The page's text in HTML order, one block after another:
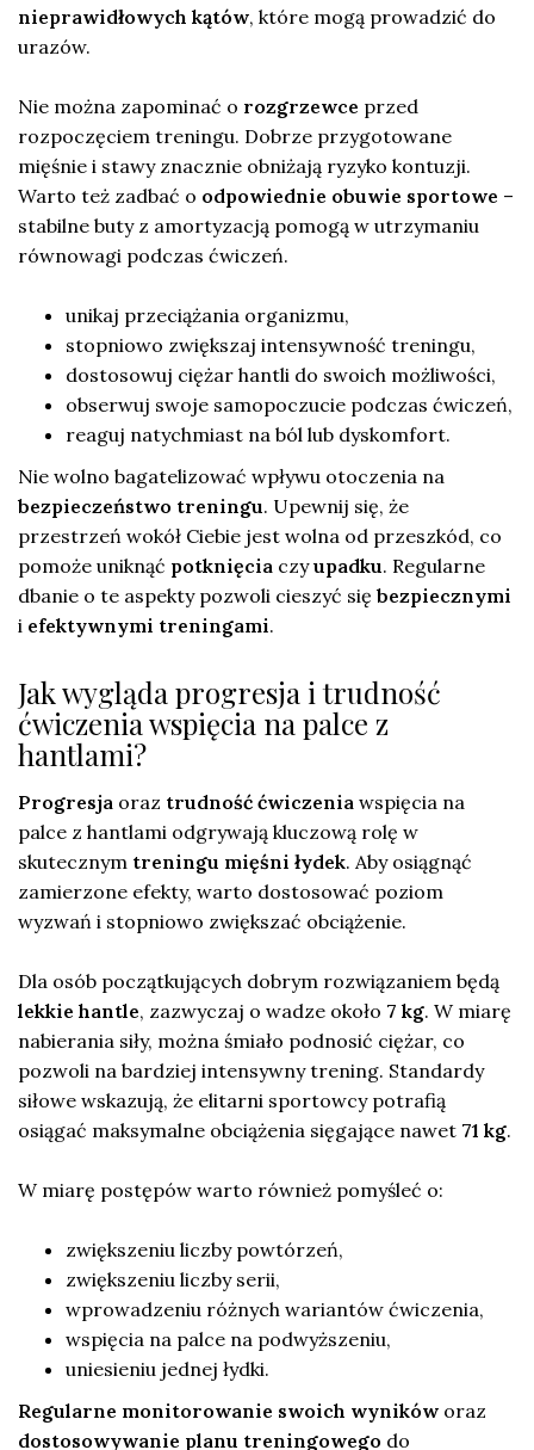
nieprawidłowych kątów, które mogą prowadzić do
urazów.
Nie można zapominać o rozgrzewce przed
rozpoczęciem treningu. Dobrze przygotowane
mięśnie i stawy znacznie obniżają ryzyko kontuzji.
Warto też zadbać o odpowiednie obuwie sportowe –
stabilne buty z amortyzacją pomogą w utrzymaniu
równowagi podczas ćwiczeń.
unikaj przeciążania organizmu,
stopniowo zwiększaj intensywność treningu,
dostosowuj ciężar hantli do swoich możliwości,
obserwuj swoje samopoczucie podczas ćwiczeń,
reaguj natychmiast na ból lub dyskomfort.
Nie wolno bagatelizować wpływu otoczenia na
bezpieczeństwo treningu. Upewnij się, że
przestrzeń wokół Ciebie jest wolna od przeszkód, co
pomoże uniknąć potknięcia czyupadku. Regularne
dbanie o te aspekty pozwoli cieszyć się bezpiecznymi
i efektywnymi treningami.
Jak wygląda progresja i trudność
ćwiczenia wspięcia na palce z
hantlami?
Progresja oraz trudność ćwiczenia wspięcia na
palce z hantlami odgrywają kluczową rolę w
skutecznym treningu mięśni łydek. Aby osiągnąć
zamierzone efekty, warto dostosować poziom
wyzwań i stopniowo zwiększać obciążenie.
Dla osób początkujących dobrym rozwiązaniem będą
lekkie hantle, zazwyczaj o wadze około 7 kg. W miarę
nabierania siły, można śmiało podnosić ciężar, co
pozwoli na bardziej intensywny trening. Standardy
siłowe wskazują, że elitarni sportowcy potrafią
osiągać maksymalne obciążenia sięgające nawet 71 kg.
W miarę postępów warto również pomyśleć o:
zwiększeniu liczby powtórzeń,
zwiększeniu liczby serii,
wprowadzeniu różnych wariantów ćwiczenia,
wspięcia na palce na podwyższeniu,
uniesieniu jednej łydki.
Regularne monitorowanie swoich wyników oraz
dostosowywanie planu treningowego do